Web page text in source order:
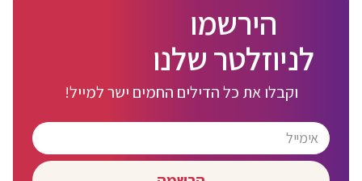
הירשמו
לניוזלטר שלנו
וקבלו את כל הדילים החמים ישר למייל!